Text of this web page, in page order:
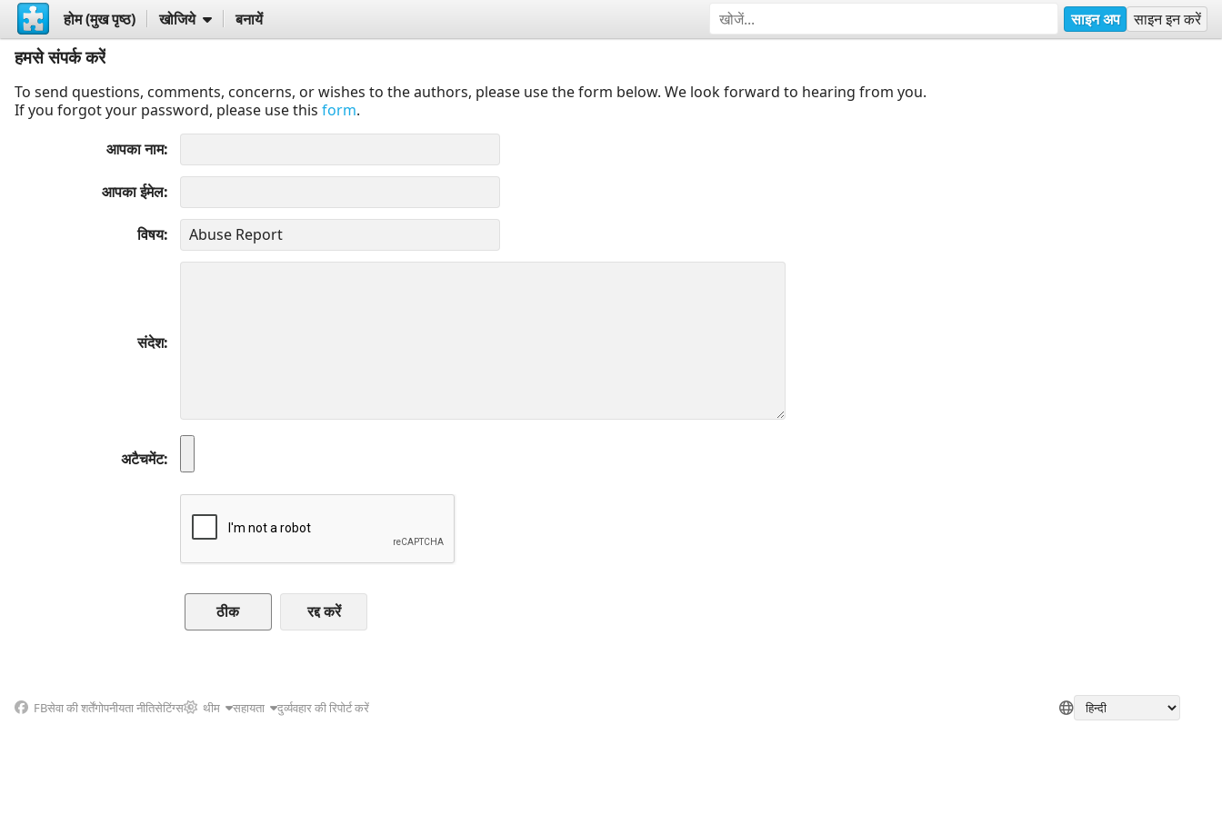
होम (मुख पृष्ठ) खोजिये बनायें साइन अप साइन इन करें
हमसे संपर्क करें
To send questions, comments, concerns, or wishes to the authors, please use the form below. We look forward to hearing from you.
If you forgot your password, please use this form.
आपका नाम
आपका ईमेल
विषय
संदेश
अटैचमेंट
रद्द करें
FBसेवा की शर्तेंगोपनीयता नीतिसेटिंग्स थीम सहायता दुर्व्यवहार की रिपोर्ट करें